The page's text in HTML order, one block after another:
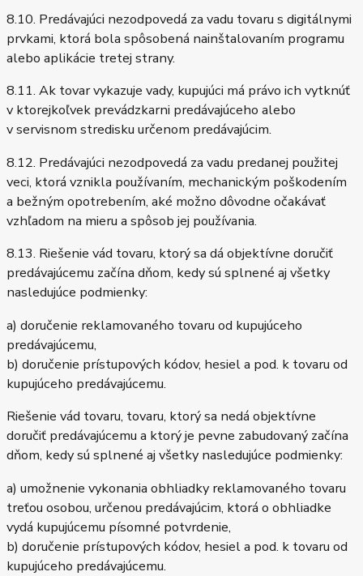
8.10. Predávajúci nezodpovedá za vadu tovaru s digitálnymi
prvkami, ktorá bola spôsobená nainštalovaním programu
alebo aplikácie tretej strany.
8.11. Ak tovar vykazuje vady, kupujúci má právo ich vytknúť
v ktorejkoľvek prevádzkarni predávajúceho alebo
v servisnom stredisku určenom predávajúcim.
8.12. Predávajúci nezodpovedá za vadu predanej použitej
veci, ktorá vznikla používaním, mechanickým poškodením
a bežným opotrebením, aké možno dôvodne očakávať
vzhľadom na mieru a spôsob jej používania.
8.13. Riešenie vád tovaru, ktorý sa dá objektívne doručiť
predávajúcemu začína dňom, kedy sú splnené aj všetky
nasledujúce podmienky:
a) doručenie reklamovaného tovaru od kupujúceho
predávajúcemu,
b) doručenie prístupových kódov, hesiel a pod. k tovaru od
kupujúceho predávajúcemu.
Riešenie vád tovaru, tovaru, ktorý sa nedá objektívne
doručiť predávajúcemu a ktorý je pevne zabudovaný začína
dňom, kedy sú splnené aj všetky nasledujúce podmienky:
a) umožnenie vykonania obhliadky reklamovaného tovaru
treťou osobou, určenou predávajúcim, ktorá o obhliadke
vydá kupujúcemu písomné potvrdenie,
b) doručenie prístupových kódov, hesiel a pod. k tovaru od
kupujúceho predávajúcemu.